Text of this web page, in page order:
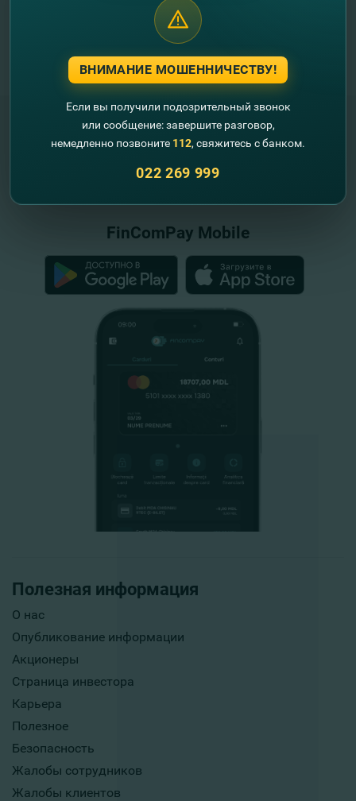
Полезная информация
О нас
Опубликование информации
Акционеры
Страница инвестора
Карьера
Полезное
Безопасность
Жалобы сотрудников
Жалобы клиентов
Схемы гарантирования депозитов
FinComPay Mobile
ВНИМАНИЕ МОШЕННИЧЕСТВУ!
Если вы получили подозрительный звонок
или сообщение: завершите разговор,
немедленно позвоните 112, свяжитесь с банком.
022 269 999